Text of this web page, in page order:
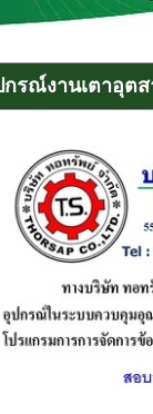
กรณ์งานเตาอุต